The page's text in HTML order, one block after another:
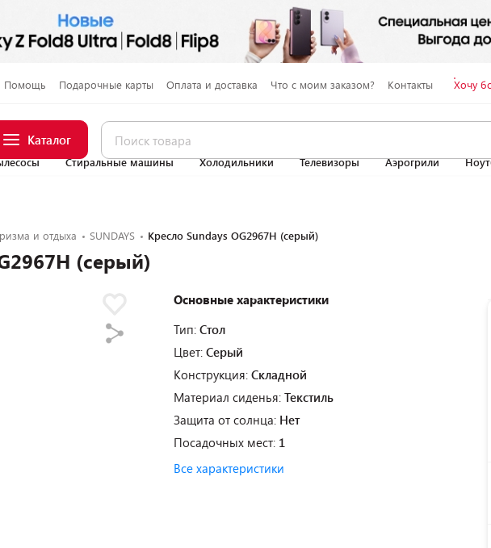
Помощь Подарочные карты Оплата и доставка Что с моим заказом? Контакты Хочу
Каталог
Стиральные машины Холодильники Телевизоры Аэрогрили
и отдыха SUNDAYS Кресло Sundays OG2967H (серый)
(серый)
Основные характеристики
Тип: Стол
Цвет: Серый
Конструкция: Складной
Материал сиденья: Текстиль
Защита от солнца: Нет
Посадочных мест: 1
Все характеристики